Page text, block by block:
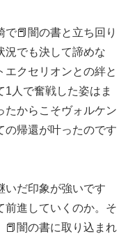
📕闇の書と立ち回り
況でも決して諦めな
エクセリオンとの絆と
人で奮戦した姿はま
たからこそヴォルケン
の帰還が叶ったのです
いだ印象が強いです
前進していくのか。そ
📕闇の書に取り込まれ